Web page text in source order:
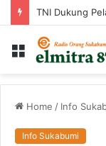
Menu
Home / Info
Info Sukabumi